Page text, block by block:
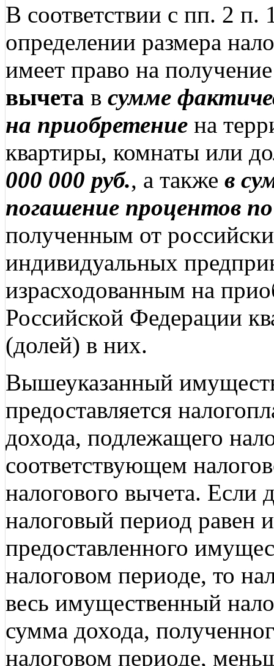
В соответствии с пп. 2
определении размера
имеет право на
вычета в сумме
на приобретение на
квартиры, комнаты или
000 000 руб., а также в
погашение процентов
полученным от
индивидуальных
израсходованным на
Российской Федерации
(долей) в них.
Вышеуказанный
предоставляется
дохода, подлежащего
соответствующем
налогового вычета. Если
налоговый период равен
предоставленного
налоговом периоде, то
весь имущественный
сумма дохода,
налоговом периоде,